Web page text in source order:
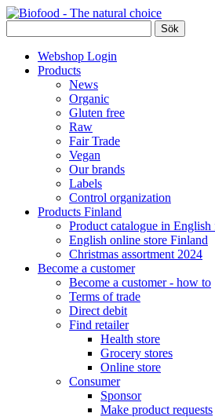
Webshop Login
Products
News
Organic
Gluten free
Raw
Fair Trade
Vegan
Our brands
Labels
Control organization
Products Finland
Product catalogue in
English online store Finland
Christmas assortment 2024
Become a customer
Become a customer - how to
Terms of trade
Direct debit
Find retailer
Health store
Grocery stores
Online store
Consumer
Sponsor
Make product requests